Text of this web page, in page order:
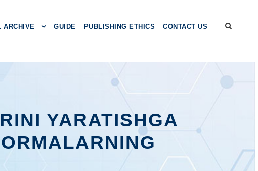
ARCHIVE GUIDE PUBLISHING ETHICS CONTACT US
YARATISHGA